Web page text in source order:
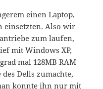
einen Laptop,
einsetzten. Also wir
zum laufen,
mit Windows XP,
mal 128MB RAM
Dells zumachte,
konnte ihn nur mit